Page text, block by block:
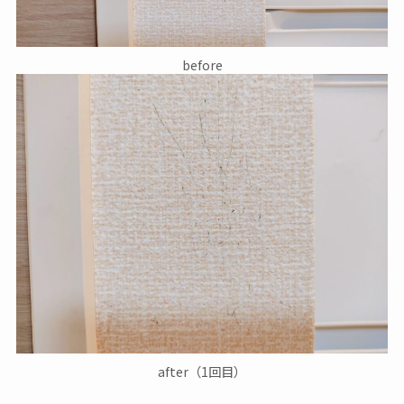
before
after（1回目）